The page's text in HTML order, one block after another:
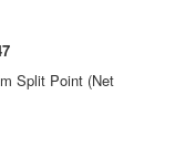
Split Point (Net